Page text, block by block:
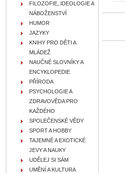
FILOZOFIE, IDEOLOGIE A
NÁBOŽENSTVÍ
HUMOR
JAZYKY
KNIHY PRO DĚTI A
MLÁDEŽ
NAUČNÉ SLOVNÍKY A
ENCYKLOPEDIE
PŘÍRODA
PSYCHOLOGIE A
ZDRAVOVĚDA PRO
KAŽDÉHO
SPOLEČENSKÉ VĚDY
SPORT A HOBBY
TAJEMNÉ A EXOTICKÉ
JEVY A NAUKY
UDĚLEJ SI SÁM
UMĚNÍ A KULTURA